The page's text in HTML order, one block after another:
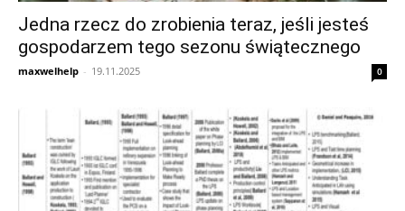
Jedna rzecz do zrobienia teraz, jeśli jesteś
gospodarzem tego sezonu świątecznego
maxwelhelp - 19.11.2025 0